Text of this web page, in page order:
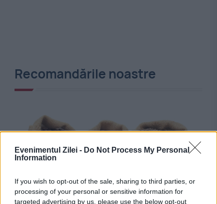
Evenimentul Zilei - Do Not Process My Personal
Information
If you wish to opt-out of the sale, sharing to third parties, or
processing of your personal or sensitive information for
targeted advertising by us, please use the below opt-out
Recomandările noastre